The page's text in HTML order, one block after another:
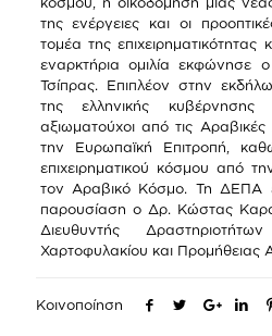
της ενέργειες και οι
τομέα της
εναρκτήρια ομιλία εκφώνησε
Τσίπρας. Επιπλέον στην
της ελληνικής κυβέρνησης
αξιωματούχοι από τις
την Ευρωπαϊκή Επιτροπή,
επιχειρηματικού κόσμου από
τον Αραβικό Κόσμο. Τη ΔΕΠΑ
παρουσίαση ο Δρ. Κώστας
Διευθυντής
Χαρτοφυλακίου και Προμήθειας
Κοινοποίηση